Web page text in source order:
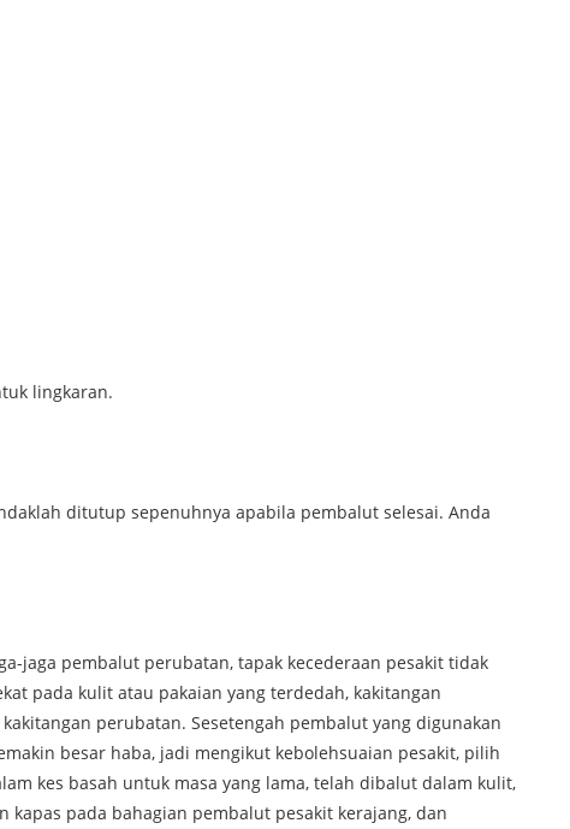
lingkaran.
ditutup sepenuhnya apabila pembalut selesai. Anda
jaga pembalut perubatan, tapak kecederaan pesakit tidak
pada kulit atau pakaian yang terdedah, kakitangan
perubatan. Sesetengah pembalut yang digunakan
besar haba, jadi mengikut kebolehsuaian pesakit, pilih
kes basah untuk masa yang lama, telah dibalut dalam kulit,
pada bahagian pembalut pesakit kerajang, dan